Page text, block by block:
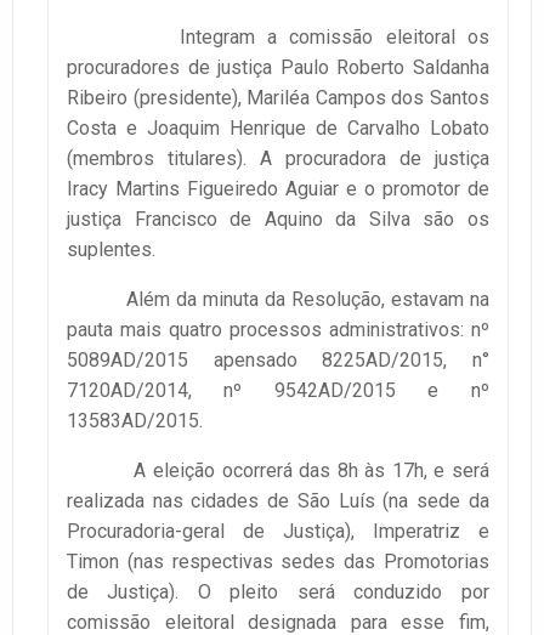
Integram a comissão eleitoral os
procuradores de justiça Paulo Roberto Saldanha
Ribeiro (presidente), Mariléa Campos dos Santos
Costa e Joaquim Henrique de Carvalho Lobato
(membros titulares). A procuradora de justiça
Iracy Martins Figueiredo Aguiar e o promotor de
justiça Francisco de Aquino da Silva são os
suplentes.
Além da minuta da Resolução, estavam na
pauta mais quatro processos administrativos: nº
5089AD/2015 apensado 8225AD/2015, n°
7120AD/2014, nº 9542AD/2015 e nº
13583AD/2015.
A eleição ocorrerá das 8h às 17h, e será
realizada nas cidades de São Luís (na sede da
Procuradoria-geral de Justiça), Imperatriz e
Timon (nas respectivas sedes das Promotorias
de Justiça). O pleito será conduzido por
comissão eleitoral designada para esse fim,